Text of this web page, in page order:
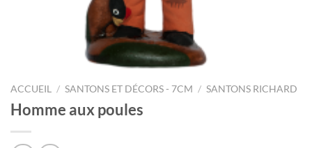
ACCUEIL / SANTONS ET DÉCORS - 7CM / SANTONS RICHARD
Homme aux poules